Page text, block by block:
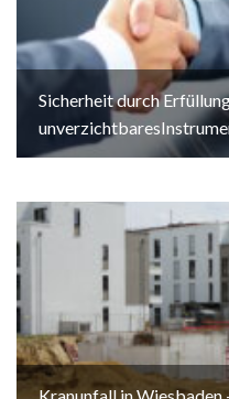
Sicherheit durch